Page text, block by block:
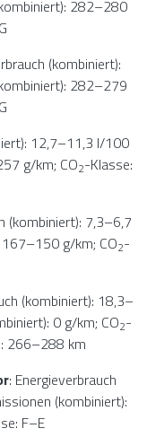
282–280
(kombiniert):
282–279
12,7–11,3 l/100
g/km; CO2-Klasse:
(kombiniert): 7,3–6,7
g/km; CO2-
(kombiniert): 18,3–
0 g/km; CO2-
266–288 km
: Energieverbrauch
(kombiniert):
F–E